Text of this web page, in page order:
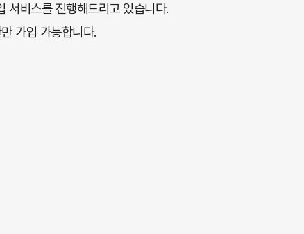
서비스를 진행해드리고 있습니다.
가입 가능합니다.